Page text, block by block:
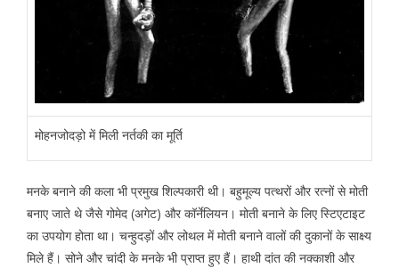
मोहनजोदड़ो में मिली नर्तकी का मूर्ति
मनके बनाने की कला भी प्रमुख शिल्पकारी थी। बहुमूल्य पत्थरों और रत्नों से मोती
बनाए जाते थे जैसे गोमेद (अगेट) और कॉर्नेलियन। मोती बनाने के लिए स्टिएटाइट
का उपयोग होता था। चन्हुदड़ों और लोथल में मोती बनाने वालों की दुकानों के साक्ष्य
मिले हैं। सोने और चांदी के मनके भी प्राप्त हुए हैं। हाथी दांत की नक्काशी और